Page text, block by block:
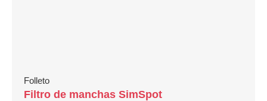
Folleto
Filtro de manchas SimSpot